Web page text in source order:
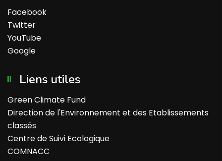
Facebook
Twitter
YouTube
Google
Liens utiles
Green Climate Fund
Direction de l'Environnement et des Etablissements
classés
Centre de Suivi Ecologique
COMNACC